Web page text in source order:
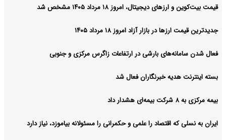
قیمت بیت‌کوین و ارز‌های دیجیتال، امروز ۱۸ مرداد ۱۴۰۵ مشخص شد
جدیدترین قیمت ارزها در بازار آزاد امروز ۱۸ مرداد ۱۴۰۵
فعال شدن سامانه‌های بارشی در ارتفاعات زاگرس مرکزی و جنوبی
بسته اینترنت هدیه خبرنگاران فعال شد
بیمه مرکزی به ۸ شرکت بیمه‌ای هشدار داد
ایران به نسلی که اقتصاد را علمی و حکمرانی را مسئولانه بیاموزد، نیاز دارد